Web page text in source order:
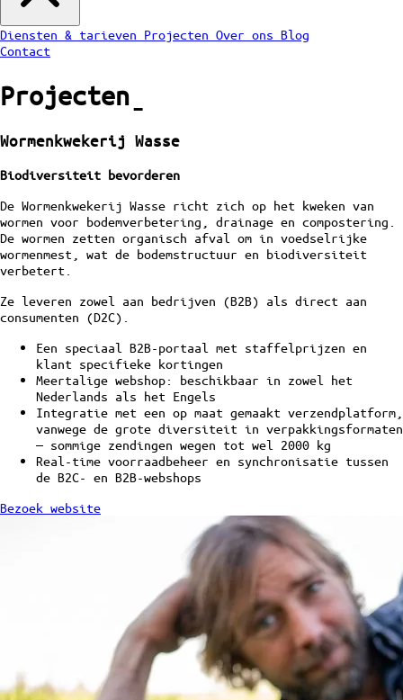
Diensten & tarieven Projecten Over ons Blog
Contact
Projecten
Wormenkwekerij Wasse
Biodiversiteit bevorderen
De Wormenkwekerij Wasse richt zich op het kweken van
wormen voor bodemverbetering, drainage en compostering.
De wormen zetten organisch afval om in voedselrijke
wormenmest, wat de bodemstructuur en biodiversiteit
verbetert.
Ze leveren zowel aan bedrijven (B2B) als direct aan
consumenten (D2C).
Een speciaal B2B-portaal met staffelprijzen en
klant specifieke kortingen
Meertalige webshop: beschikbaar in zowel het
Nederlands als het Engels
Integratie met een op maat gemaakt verzendplatform,
vanwege de grote diversiteit in verpakkingsformaten
— sommige zendingen wegen tot wel 2000 kg
Real-time voorraadbeheer en synchronisatie tussen
de B2C- en B2B-webshops
Bezoek website